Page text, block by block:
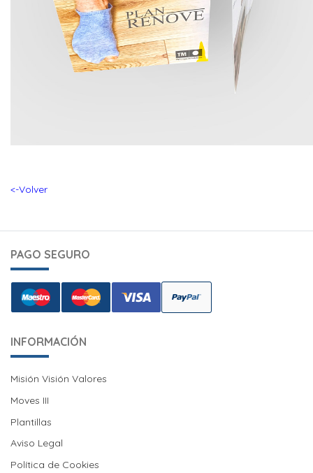
<-Volver
PAGO SEGURO
INFORMACIÓN
Misión Visión Valores
Misión Visión Valores
Moves III
Moves III
Plantillas
Aviso Legal
Política de Cookies
Política de Cookies